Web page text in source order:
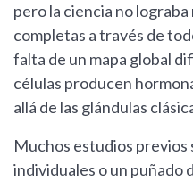
pero la ciencia no
completas a través de
falta de un mapa global
células producen
allá de las glándulas
Muchos estudios previos
individuales o un puñado